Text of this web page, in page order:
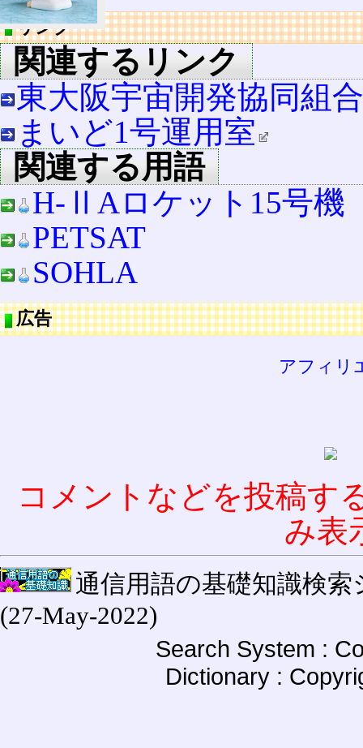
リンク
関連するリンク
東大阪宇宙開発協同組合
まいど1号運用室
関連する用語
H-ⅡAロケット15号機
PETSAT
SOHLA
広告
アフィリ
コメントなどを投稿す
み表
通信用語の基礎知識検索
(27-May-2022)
Search System :
Dictionary :